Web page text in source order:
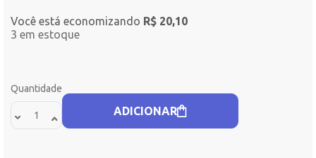
Você está economizando R$ 20,10
3 em estoque
Quantidade
ADICIONAR